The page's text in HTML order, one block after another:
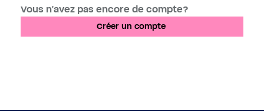
Vous n'avez pas encore de compte?
Créer un compte